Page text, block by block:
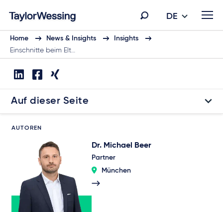
DE
Home News & Insights
Insights
Einschnitte beim Elt…
Auf dieser Seite
AUTOREN
Dr. Michael Beer
Partner
München